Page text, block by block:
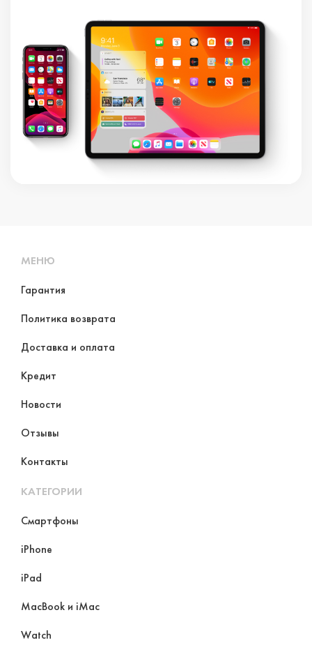
МЕНЮ
Гарантия
Политика возврата
Доставка и оплата
Кредит
Новости
Отзывы
Контакты
КАТЕГОРИИ
Смартфоны
iPhone
iPad
MacBook и iMac
Watch